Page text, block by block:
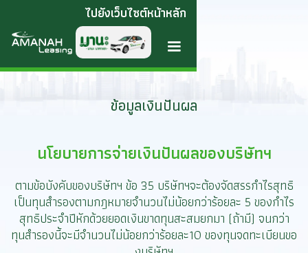
ไปยังเว็บไซต์หน้าหลัก
ข้อมูลเงินปันผล
นโยบายการจ่ายเงินปันผลของบริษัทฯ
ตามข้อบังคับของบริษัทฯ ข้อ 35 บริษัทฯจะต้องจัดสรรกำไรสุทธิ
เป็นทุนสำรองตามกฎหมายจำนวนไม่น้อยกว่าร้อยละ 5 ของกำไร
สุทธิประจำปีหักด้วยยอดเงินขาดทุนสะสมยกมา (ถ้ามี) จนกว่า
ทุนสำรองนี้จะมีจำนวนไม่น้อยกว่าร้อยละ10 ของทุนจดทะเบียนขอ